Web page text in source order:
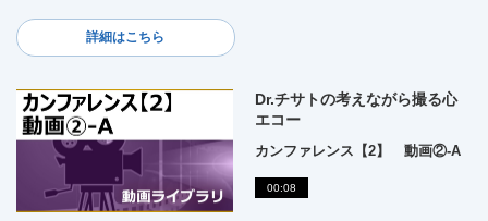
詳細はこちら
Dr.チサトの考えながら撮る心
エコー
カンファレンス【2】 動画②-A
00:08